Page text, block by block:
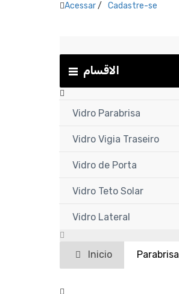
Acessar/ Cadastre-se
الاقسام
Vidro Parabrisa
Vidro Vigia Traseiro
Vidro de Porta
Vidro Teto Solar
Vidro Lateral
Inicio Parabrisa